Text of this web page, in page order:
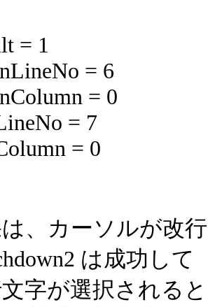
= 1
= 6
= 0
= 7
= 0
、カーソルが改
は成功して
字が選択される